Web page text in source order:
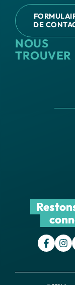
DE
NOUS
TROUVER